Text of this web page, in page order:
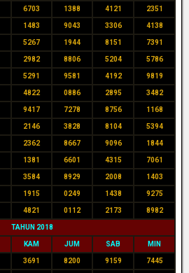
6703 1388 4121 2351
1483 9043 3306 4138
5267 1944 8151 7391
2982 8806 5204 5786
5291 9581 4192 9819
4822 0886 2895 3482
9417 7278 8756 1168
2146 3828 8104 5394
2362 8667 9096 1844
1381 6601 4315 7061
3584 8929 2008 1403
1915 0249 1438 9275
4821 0112 2173 8982
TAHUN 2018
KAM JUM SAB MIN
3691 8200 9159 7445